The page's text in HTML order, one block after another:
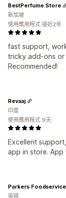
fast support,
tricky add-ons or
Recommended!
BestPerfume.Store
新加坡
使用應用程式 接近2年
Excellent
app in store.
Revaaj
印度
使用應用程式 9天
Parkers Foodservice
英國